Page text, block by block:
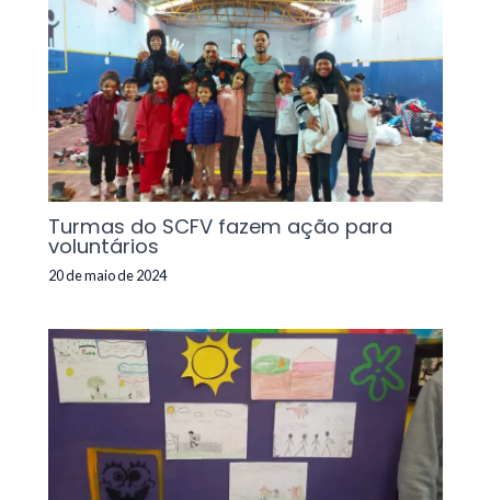
Turmas do SCFV fazem ação para
voluntários
20 de maio de 2024